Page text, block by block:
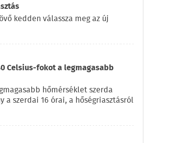
kedden válassza meg az új
Celsius-fokot a legmagasabb
hőmérséklet szerda
szerdai 16 órai, a hőségriasztásról